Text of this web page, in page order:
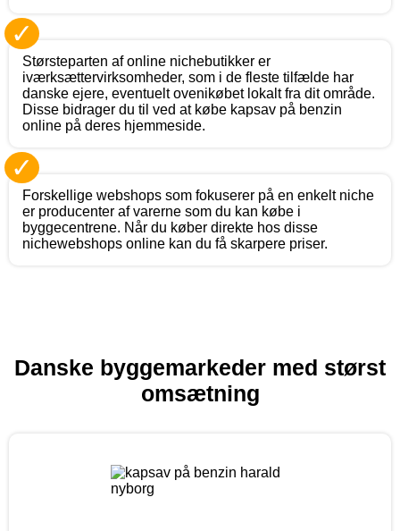
✓
Størsteparten af online nichebutikker er
iværksættervirksomheder, som i de fleste tilfælde har
danske ejere, eventuelt ovenikøbet lokalt fra dit område.
Disse bidrager du til ved at købe kapsav på benzin
online på deres hjemmeside.
✓
Forskellige webshops som fokuserer på en enkelt niche
er producenter af varerne som du kan købe i
byggecentrene. Når du køber direkte hos disse
nichewebshops online kan du få skarpere priser.
Danske byggemarkeder med størst
omsætning